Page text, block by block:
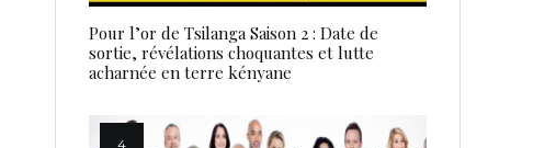
Pour l’or de Tsilanga Saison 2 : Date de
sortie, révélations choquantes et lutte
acharnée en terre kényane